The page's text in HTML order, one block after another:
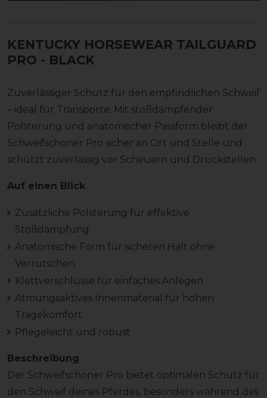
KENTUCKY HORSEWEAR TAILGUARD
PRO - BLACK
Zuverlässiger Schutz für den empfindlichen Schweif
– ideal für Transporte. Mit stoßdämpfender
Polsterung und anatomischer Passform bleibt der
Schweifschoner Pro sicher an Ort und Stelle und
schützt zuverlässig vor Scheuern und Druckstellen.
Auf einen Blick
Zusätzliche Polsterung für effektive
Stoßdämpfung
Anatomische Form für sicheren Halt ohne
Verrutschen
Klettverschlüsse für einfaches Anlegen
Atmungsaktives Innenmaterial für hohen
Tragekomfort
Pflegeleicht und robust
Beschreibung
Der Schweifschoner Pro bietet optimalen Schutz für
den Schweif deines Pferdes, besonders während des